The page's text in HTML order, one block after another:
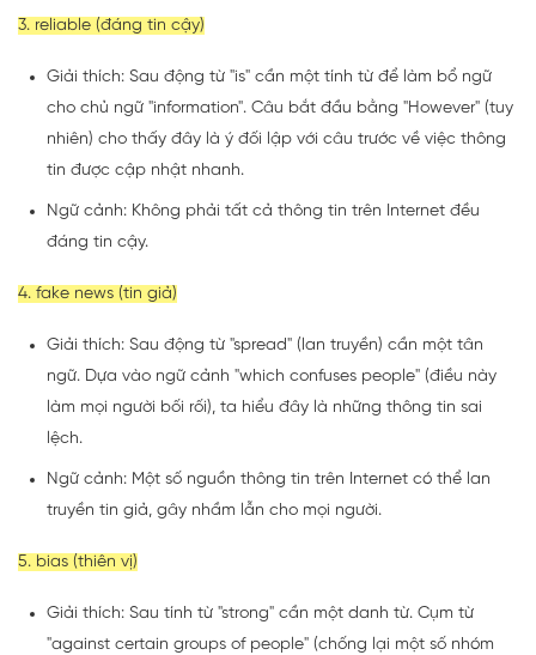
3. reliable (đáng tin cậy)
Giải thích: Sau động từ "is" cần một tính từ để làm bổ ngữ
cho chủ ngữ "information". Câu bắt đầu bằng "However" (tuy
nhiên) cho thấy đây là ý đối lập với câu trước về việc thông
tin được cập nhật nhanh.
Ngữ cảnh: Không phải tất cả thông tin trên Internet đều
đáng tin cậy.
4. fake news (tin giả)
Giải thích: Sau động từ "spread" (lan truyền) cần một tân
ngữ. Dựa vào ngữ cảnh "which confuses people" (điều này
làm mọi người bối rối), ta hiểu đây là những thông tin sai
lệch.
Ngữ cảnh: Một số nguồn thông tin trên Internet có thể lan
truyền tin giả, gây nhầm lẫn cho mọi người.
5. bias (thiên vị)
Giải thích: Sau tính từ "strong" cần một danh từ. Cụm từ
"against certain groups of people" (chống lại một số nhóm